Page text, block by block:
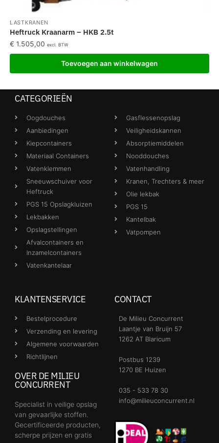
LASTKRANEN
Heftruck Kraanarm – HKB 2.5t
€ 1.505,00 excl. BTW
Toevoegen aan winkelwagen
CATEGORIEËN
Oogdouches
Aanbiedingen
Kiepcontainers
Materiaal Containers
Vatenklemmen
Sneeuwschuiver voor
Heftruck
PGS 15 Opslagkluizen
Lekbakken
Opslagstellingen
Afvalcontainers en
Inzamelcontainers
Vatenkantelaar
Gasflessenopslag
Veiligheidskannen
Absorptiemiddelen
Nooddouches
Vatenhandling
Kranen, Trechters & meer
Olie lekbak
PGS 15
Kantelbak
Vatpompen
KLANTENSERVICE
Bestelprocedure
Verzending en levering
Algemene voorwaarden
Richtlijnen
OVER DE MILIEU
CONCURRENT
Specialist in veilige opslag
van gevaarlijke stoffen.
Gecertificeerde producten,
scherpe prijzen en gratis
CONTACT
De Milieu Concurrent
Laantje van Bruijn 57
1262 AT Blaricum
Postbus 1239
1270 BE Huizen
035 - 533 78 30
info@milieuconcurrent.nl